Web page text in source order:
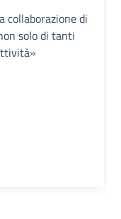
collaborazione di
solo di tanti